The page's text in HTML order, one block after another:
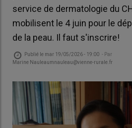
service de dermatologie du
mobilisent le 4 juin pour le
de la peau. Il faut s'inscrire!
Publié le mar 19/05/2026 - 19:00 - Par
Marine Nauleaumnauleau@vienne-rurale.fr